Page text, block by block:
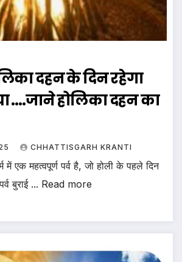
दहन के दिन रहेगा
….जाने होलिका दहन का
CHHATTISGARH KRANTI
में एक महत्वपूर्ण पर्व है, जो होली के पहले दिन
बुराई ... Read more